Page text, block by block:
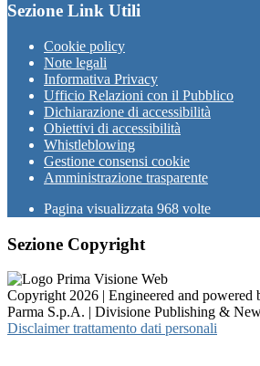
Sezione Link Utili
Cookie policy
Note legali
Informativa Privacy
Ufficio Relazioni con il Pubblico
Dichiarazione di accessibilità
Obiettivi di accessibilità
Whistleblowing
Gestione consensi cookie
Amministrazione trasparente
Pagina visualizzata 968 volte
Sezione Copyright
Copyright 2026 | Engineered and powered
Parma S.p.A. | Divisione Publishing &
Disclaimer trattamento dati personali